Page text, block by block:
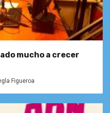
mucho a crecer
Figueroa